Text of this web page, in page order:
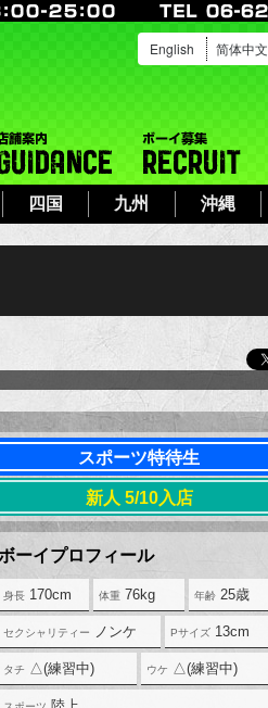
English 简体中文
四国 九州 沖縄
案内 店舗案内
ーイをメールで予約する
スポーツ特待生
新人 5/10入店
170cm 76kg 25歳
ノンケ 13cm
△(練習中) △(練習中)